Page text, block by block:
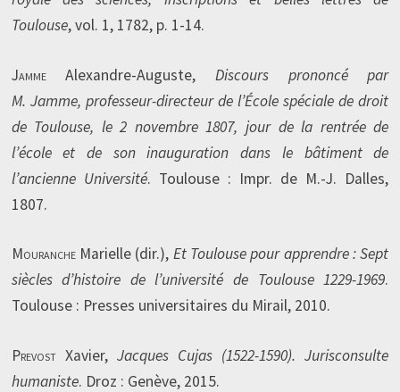
Toulouse, vol. 1, 1782, p. 1-14.
JammeAlexandre-Auguste, Discours prononcé par
M. Jamme, professeur-directeur de l’École spéciale de droit
de Toulouse, le 2 novembre 1807, jour de la rentrée de
l’école et de son inauguration dans le bâtiment de
l’ancienne Université. Toulouse : Impr. de M.-J. Dalles,
1807.
MourancheMarielle (dir.), Et Toulouse pour apprendre : Sept
siècles d’histoire de l’université de Toulouse 1229-1969.
Toulouse : Presses universitaires du Mirail, 2010.
PrevostXavier, Jacques Cujas (1522-1590). Jurisconsulte
humaniste. Droz : Genève, 2015.